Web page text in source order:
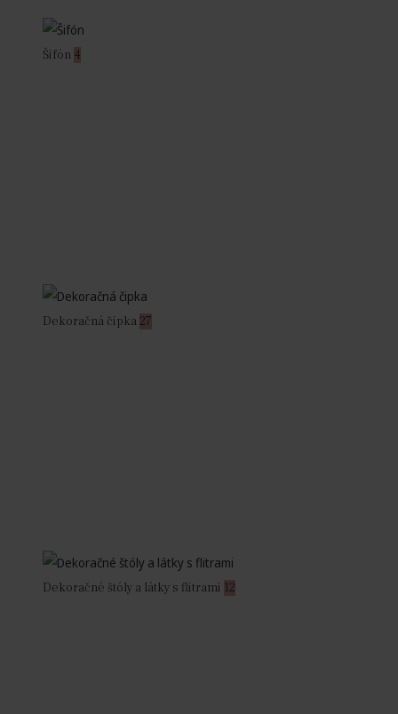
Šifón 4
Dekoračná čipka 27
Dekoračné štóly a látky s flitrami 12